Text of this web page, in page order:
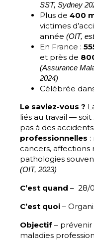
SST, Sydney
Plus de 400
victimes
année (OIT,
En France :
et près de
(Assurance
2024)
Célébrée
Le saviez-vous ?
liés au travail —
pas à des
professionnelles :
cancers, affections
pathologies
(OIT, 2023)
C’est quand – 28/
C’est quoi –
Objectif – prévenir
maladies